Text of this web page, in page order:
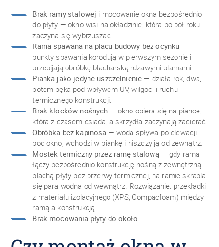
Brak ramy stalowej i mocowanie okna bezpośrednio
do płyty — okno wisi na okładzinie, która po pół roku
zaczyna się wybrzuszać.
Rama spawana na placu budowy bez ocynku —
punkty spawania korodują w pierwszym sezonie i
przebijają obróbkę blacharską rdzawymi plamami.
Pianka jako jedyne uszczelnienie — działa rok, dwa,
potem pęka pod wpływem UV, wilgoci i ruchu
termicznego konstrukcji.
Brak klocków nośnych — okno opiera się na piance,
która z czasem osiada, a skrzydła zaczynają zacierać.
Obróbka bez kapinosa — woda spływa po elewacji
pod okno, wchodzi w piankę i niszczy ją od zewnątrz.
Mostek termiczny przez ramę stalową— gdy rama
łączy bezpośrednio konstrukcję nośną z zewnętrzną
blachą płyty bez przerwy termicznej, na ramie skrapla
się para wodna od wewnątrz. Rozwiązanie: przekładki
z materiału izolacyjnego (XPS, Compacfoam) między
ramą a konstrukcją.
Brak mocowania płyty do około